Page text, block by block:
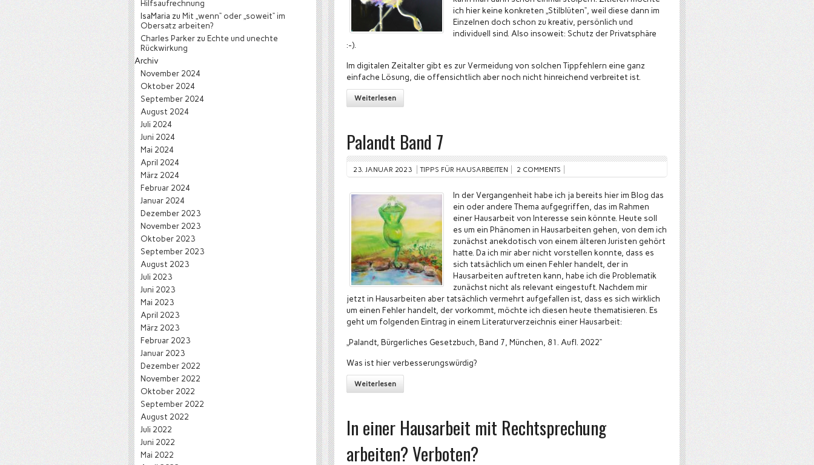
ich hier keine konkreten „Stilblüten“, weil diese dann im
Einzelnen doch schon zu kreativ, persönlich und
individuell sind. Also insoweit: Schutz der Privatsphäre
:-).
Im digitalen Zeitalter gibt es zur Vermeidung von solchen Tippfehlern eine ganz
einfache Lösung, die offensichtlich aber noch nicht hinreichend verbreitet ist.
Weiterlesen
Palandt Band 7
23. JANUAR 2023 TIPPS FÜR HAUSARBEITEN 2 COMMENTS
In der Vergangenheit habe ich ja bereits hier im Blog das
ein oder andere Thema aufgegriffen, das im Rahmen
einer Hausarbeit von Interesse sein könnte. Heute soll
es um ein Phänomen in Hausarbeiten gehen, von dem ich
zunächst anekdotisch von einem älteren Juristen gehört
hatte. Da ich mir aber nicht vorstellen konnte, dass es
sich tatsächlich um einen Fehler handelt, der in
Hausarbeiten auftreten kann, habe ich die Problematik
zunächst nicht als relevant eingestuft. Nachdem mir
jetzt in Hausarbeiten aber tatsächlich vermehrt aufgefallen ist, dass es sich wirklich
um einen Fehler handelt, der vorkommt, möchte ich diesen heute thematisieren. Es
geht um folgenden Eintrag in einem Literaturverzeichnis einer Hausarbeit:
„Palandt, Bürgerliches Gesetzbuch, Band 7, München, 81. Aufl. 2022“
Was ist hier verbesserungswürdig?
Weiterlesen
In einer Hausarbeit mit Rechtsprechung
arbeiten? Verboten?
Hilfsaufrechnung
IsaMaria zu Mit „wenn“ oder „soweit“ im
Obersatz arbeiten?
Charles Parker zu Echte und unechte
Rückwirkung
Archiv
November 2024
Oktober 2024
September 2024
August 2024
Juli 2024
Juni 2024
Mai 2024
April 2024
März 2024
Februar 2024
Januar 2024
Dezember 2023
November 2023
Oktober 2023
September 2023
August 2023
Juli 2023
Juni 2023
Mai 2023
April 2023
März 2023
Februar 2023
Januar 2023
Dezember 2022
November 2022
Oktober 2022
September 2022
August 2022
Juli 2022
Juni 2022
Mai 2022